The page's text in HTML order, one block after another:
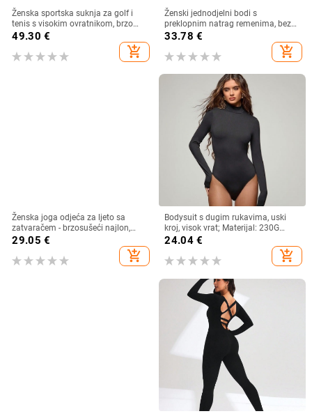
Ženska sportska suknja za golf i
tenis s visokim ovratnikom, brzo
sušeća, pahuljasti tull, odijelo za
49.30 €
add_shopping_cart
Ženski jednodjelni bodi s
preklopnim natrag remenima, bez
jastučića za grudi, bešivni sportski
kombinezon za fitness, ples i jogu
33.78 €
add_shopping_cart
Ženska joga odjeća za ljeto sa
zatvaračem - brzosušeći najlon,
dizajn koji podiže stražnjicu,
materijal: najlon/najlon - proljeće
2025
29.05 €
add_shopping_cart
Bodysuit s dugim rukavima, uski
kroj, visok vrat; Materijal: 230G
Roman Fabric; Sastav: Polyester
90% Elastan 10%; Funkcija: Super
jaka elastičnost; Artikal: Y-3051;
24.04€
add_shopping_cart